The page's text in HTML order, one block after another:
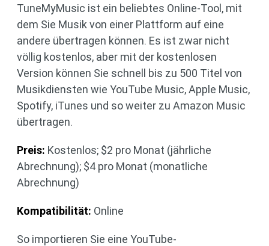
TuneMyMusic ist ein beliebtes Online-Tool, mit
dem Sie Musik von einer Plattform auf eine
andere übertragen können. Es ist zwar nicht
völlig kostenlos, aber mit der kostenlosen
Version können Sie schnell bis zu 500 Titel von
Musikdiensten wie YouTube Music, Apple Music,
Spotify, iTunes und so weiter zu Amazon Music
übertragen.
Preis: Kostenlos; $2 pro Monat (jährliche
Abrechnung); $4 pro Monat (monatliche
Abrechnung)
Kompatibilität: Online
So importieren Sie eine YouTube-